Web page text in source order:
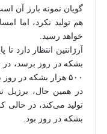
خواهد رسید.
۵۰۰ هزار بشکه در روز بود.
بشکه در روز بود.